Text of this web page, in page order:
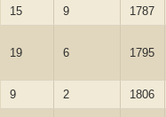
15 9 1787
19 6 1795
9 2 1806